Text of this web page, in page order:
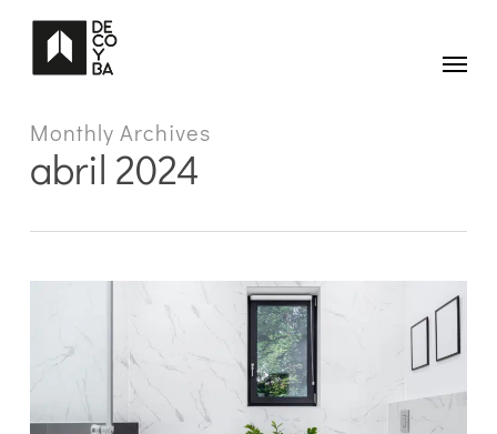
Menu
Monthly Archives
abril 2024